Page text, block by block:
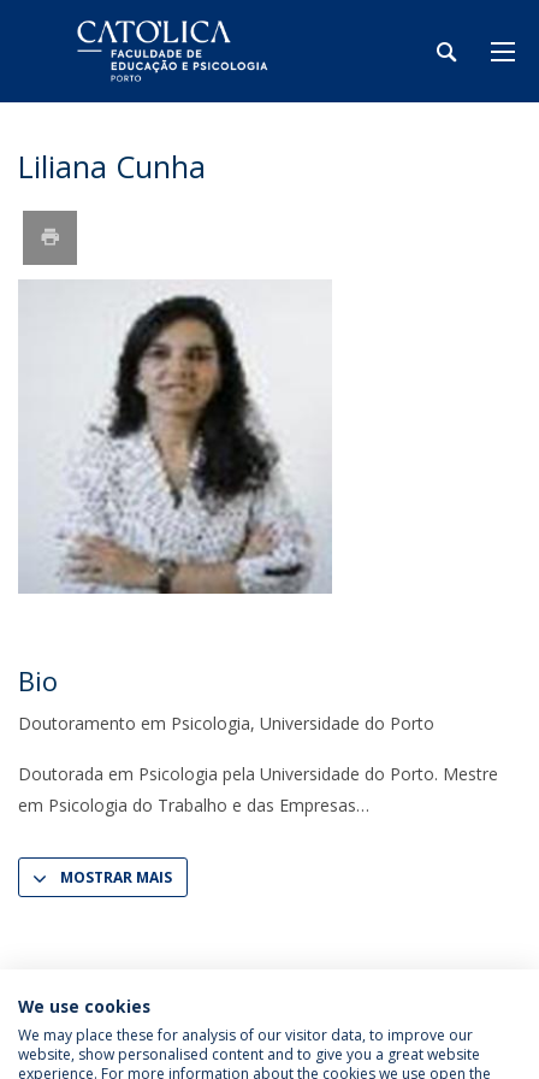
Liliana Cunha
Bio
Doutoramento em Psicologia, Universidade do Porto
Doutorada em Psicologia pela Universidade do Porto. Mestre
em Psicologia do Trabalho e das Empresas
MOSTRAR MAIS
We use cookies
We may place these for analysis of our visitor data, to improve our
website, show personalised content and to give you a great website
experience. For more information about the cookies we use open the